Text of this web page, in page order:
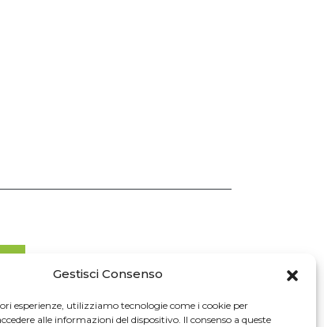
Gestisci Consenso
esperienze, utilizziamo tecnologie come i cookie per
alle informazioni del dispositivo. Il consenso a queste